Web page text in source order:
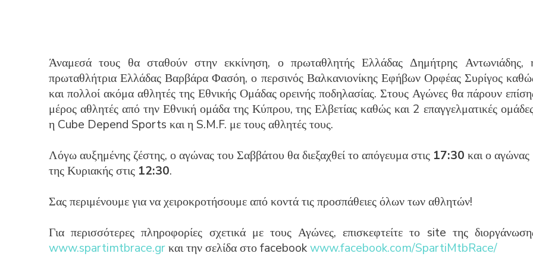
Άναμεσά τους θα σταθούν στην εκκίνηση, ο πρωταθλητής Ελλάδας Δημήτρης Αντωνιάδης,
πρωταθλήτρια Ελλάδας Βαρβάρα Φασόη, ο περσινός Βαλκανιονίκης Εφήβων Ορφέας Συρίγος
και πολλοί ακόμα αθλητές της Εθνικής Ομάδας ορεινής ποδηλασίας. Στους Αγώνες θα πάρουν
μέρος αθλητές από την Εθνική ομάδα της Κύπρου, της Ελβετίας καθώς και 2 επαγγελματικές
η Cube Depend Sports και η S.M.F. με τους αθλητές τους.
Λόγω αυξημένης ζέστης, ο αγώνας του Σαββάτου θα διεξαχθεί το απόγευμα στις 17:30 και ο αγώνας
της Κυριακής στις 12:30.
Σας περιμένουμε για να χειροκροτήσουμε από κοντά τις προσπάθειες όλων των αθλητών!
Για περισσότερες πληροφορίες σχετικά με τους Αγώνες, επισκεφτείτε το site της
www.spartimtbrace.grκαι την σελίδα στο facebookwww.facebook.com/SpartiMtbRace/